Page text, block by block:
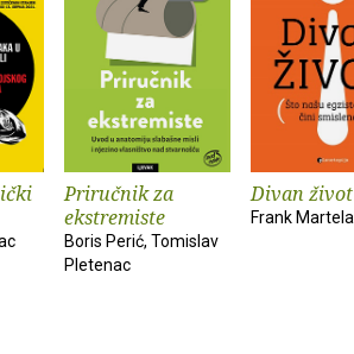
Priručnik za
ekstremiste
Boris Perić, Tomislav
Pletenac
Divan život
Frank Martela